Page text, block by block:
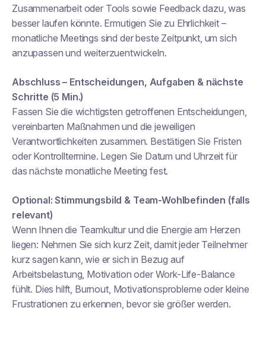
Zusammenarbeit oder Tools sowie Feedback dazu, was
besser laufen könnte. Ermutigen Sie zu Ehrlichkeit –
monatliche Meetings sind der beste Zeitpunkt, um sich
anzupassen und weiterzuentwickeln.
Abschluss – Entscheidungen, Aufgaben & nächste
Schritte (5 Min.)
Fassen Sie die wichtigsten getroffenen Entscheidungen,
vereinbarten Maßnahmen und die jeweiligen
Verantwortlichkeiten zusammen. Bestätigen Sie Fristen
oder Kontrolltermine. Legen Sie Datum und Uhrzeit für
das nächste monatliche Meeting fest.
Optional: Stimmungsbild & Team-Wohlbefinden (falls
relevant)
Wenn Ihnen die Teamkultur und die Energie am Herzen
liegen: Nehmen Sie sich kurz Zeit, damit jeder Teilnehmer
kurz sagen kann, wie er sich in Bezug auf
Arbeitsbelastung, Motivation oder Work-Life-Balance
fühlt. Dies hilft, Burnout, Motivationsprobleme oder kleine
Frustrationen zu erkennen, bevor sie größer werden.